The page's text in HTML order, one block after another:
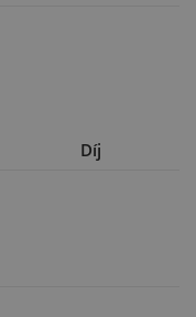
Díj